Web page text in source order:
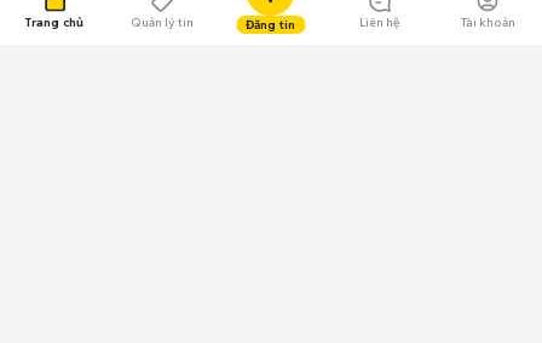
Trang chủ Quản lý tin Đăng tin Liên hệ Tài khoản